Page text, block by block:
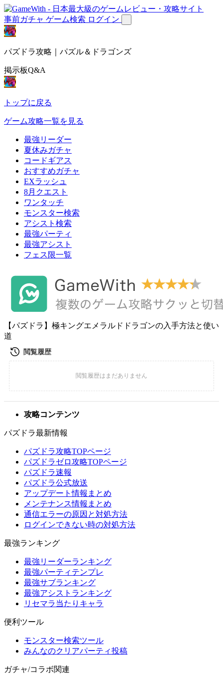
事前ガチャ ゲーム検索 ログイン
パズドラ攻略｜パズル＆ドラゴンズ
掲示板Q&A
トップに戻る
ゲーム攻略一覧を見る
最強リーダー
夏休みガチャ
コードギアス
おすすめガチャ
EXラッシュ
8月クエスト
ワンタッチ
モンスター検索
アシスト検索
最強パーティ
最強アシスト
フェス限一覧
【パズドラ】極キングエメラルドドラゴンの入手方法と使い
道
攻略コンテンツ
パズドラ最新情報
パズドラ攻略TOPページ
パズドラゼロ攻略TOPページ
パズドラ速報
パズドラ公式放送
アップデート情報まとめ
メンテナンス情報まとめ
通信エラーの原因と対処方法
ログインできない時の対処方法
最強ランキング
最強リーダーランキング
最強パーティテンプレ
最強サブランキング
最強アシストランキング
リセマラ当たりキャラ
便利ツール
モンスター検索ツール
みんなのクリアパーティ投稿
ガチャ/コラボ関連